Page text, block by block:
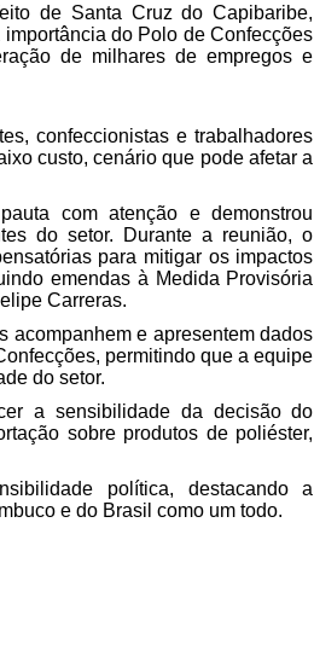
de Santa Cruz do Capibaribe,
do Polo de Confecções
de milhares de empregos e
confeccionistas e trabalhadores
custo, cenário que pode afetar a
com atenção e demonstrou
do setor. Durante a reunião, o
para mitigar os impactos
emendas à Medida Provisória
Carreras.
acompanhem e apresentem dados
permitindo que a equipe
do setor.
a sensibilidade da decisão do
sobre produtos de poliéster,
política, destacando a
e do Brasil como um todo.